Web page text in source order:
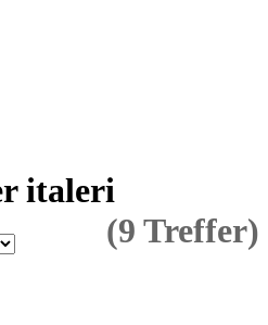
italeri
(9 Treffer)